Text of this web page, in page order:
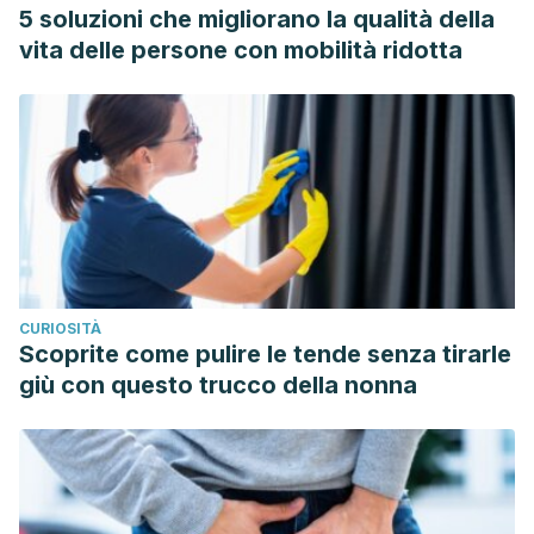
Lifestyle Through Home Gardening: The Art of
American journal of lifestyle medicine
350. https://doi.org/10.1177/1559827619842068
Hall, C., & Knuth, M. (2019). An Update of the Literature
Supporting the Well-Being Bene¢ts of Plants: A Review of
the Emotional and Mental Health Bene¢ts of Plants.
of Enviromental Horticulture, 31(1), 30-38.
https://ellisonchair.tamu.edu/files/2019/07/An-Update-of-
the-Literature-Supporting-the-Well-Being-Benefits-of-
Plants-A-Review-of-the-Emotional-and-Mental-Health-
Benefits-of-Plants.pdf
Gareca, M., & Villarpando, H. (2017). Impacto de las áreas
verdes en el proceso de enseñanza aprendizaje.Revista
Ciencia, Tecnología e Innovación
14(15), 877-892.
Recuperado en 13 de abril de 2023, de
5 soluzioni che migliorano la qualità della
vita delle persone con mobilità ridotta
CURIOSITÀ
Scoprite come pulire le tende senza tirarle
giù con questo trucco della nonna